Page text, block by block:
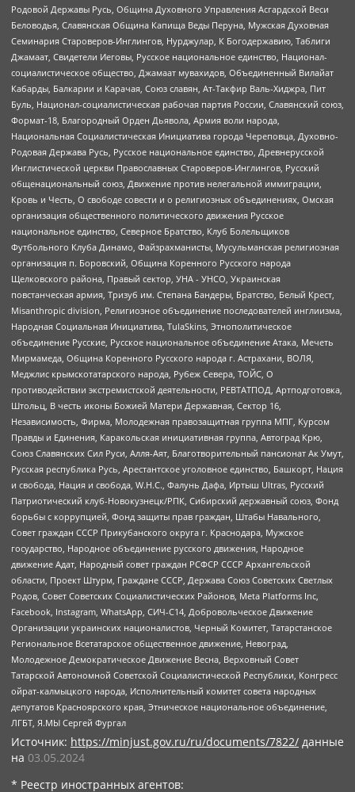
Родовой Державы Русь, Община Духовного Управления Асгардской Веси
Беловодья, Славянская Община Капища Веды Перуна, Мужская Духовная
Семинария Староверов-Инглингов, Нурджулар, К Богодержавию, Таблиги
Джамаат, Свидетели Иеговы, Русское национальное единство, Национал-
социалистическое общество, Джамаат мувахидов, Объединенный Вилайат
Кабарды, Балкарии и Карачая, Союз славян, Ат-Такфир Валь-Хиджра, Пит
Буль, Национал-социалистическая рабочая партия России, Славянский союз,
Формат-18, Благородный Орден Дьявола, Армия воли народа,
Национальная Социалистическая Инициатива города Череповца, Духовно-
Родовая Держава Русь, Русское национальное единство, Древнерусской
Инглистической церкви Православных Староверов-Инглингов, Русский
общенациональный союз, Движение против нелегальной иммиграции,
Кровь и Честь, О свободе совести и о религиозных объединениях, Омская
организация общественного политического движения Русское
национальное единство, Северное Братство, Клуб Болельщиков
Футбольного Клуба Динамо, Файзрахманисты, Мусульманская религиозная
организация п. Боровский, Община Коренного Русского народа
Щелковского района, Правый сектор, УНА - УНСО, Украинская
повстанческая армия, Тризуб им. Степана Бандеры, Братство, Белый Крест,
Misanthropic division, Религиозное объединение последователей инглиизма,
Народная Социальная Инициатива, TulaSkins, Этнополитическое
объединение Русские, Русское национальное объединение Атака, Мечеть
Мирмамеда, Община Коренного Русского народа г. Астрахани, ВОЛЯ,
Меджлис крымскотатарского народа, Рубеж Севера, ТОЙС, О
противодействии экстремистской деятельности, РЕВТАТПОД, Артподготовка,
Штольц, В честь иконы Божией Матери Державная, Сектор 16,
Независимость, Фирма, Молодежная правозащитная группа МПГ, Курсом
Правды и Единения, Каракольская инициативная группа, Автоград Крю,
Союз Славянских Сил Руси, Алля-Аят, Благотворительный пансионат Ак Умут,
Русская республика Русь, Арестантское уголовное единство, Башкорт, Нация
и свобода, Нация и свобода, W.H.С., Фалунь Дафа, Иртыш Ultras, Русский
Патриотический клуб-Новокузнецк/РПК, Сибирский державный союз, Фонд
борьбы с коррупцией, Фонд защиты прав граждан, Штабы Навального,
Совет граждан СССР Прикубанского округа г. Краснодара, Мужское
государство, Народное объединение русского движения, Народное
движение Адат, Народный совет граждан РСФСР СССР Архангельской
области, Проект Штурм, Граждане СССР, Держава Союз Советских Светлых
Родов, Совет Советских Социалистических Районов, Meta Platforms Inc,
Facebook, Instagram, WhatsApp, СИЧ-С14, Добровольческое Движение
Организации украинских националистов, Черный Комитет, Татарстанское
Региональное Всетатарское общественное движение, Невоград,
Молодежное Демократическое Движение Весна, Верховный Совет
Татарской Автономной Советской Социалистической Республики, Конгресс
ойрат-калмыцкого народа, Исполнительный комитет совета народных
депутатов Красноярского края, Этническое национальное объединение,
ЛГБТ, Я.МЫ Сергей Фургал
Источник: https://minjust.gov.ru/ru/documents/7822/ данные
на 03.05.2024
* Реестр иностранных агентов: